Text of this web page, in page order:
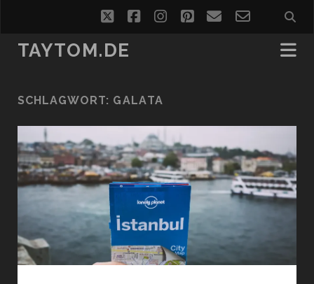
twitterfacebookinstagram
pinterest
emailemail-
form
TAYTOM.DE
SCHLAGWORT: GALATA